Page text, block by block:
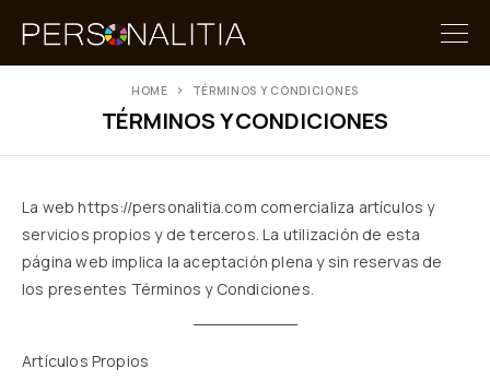
TÉRMINOS Y CONDICIONES
HOME TÉRMINOS Y CONDICIONES
La webhttps://personalitia.com comercializa artículos y
servicios propios y de terceros. La utilización de esta
página web implica la aceptación plena y sin reservas de
los presentes Términos y Condiciones.
Artículos Propios